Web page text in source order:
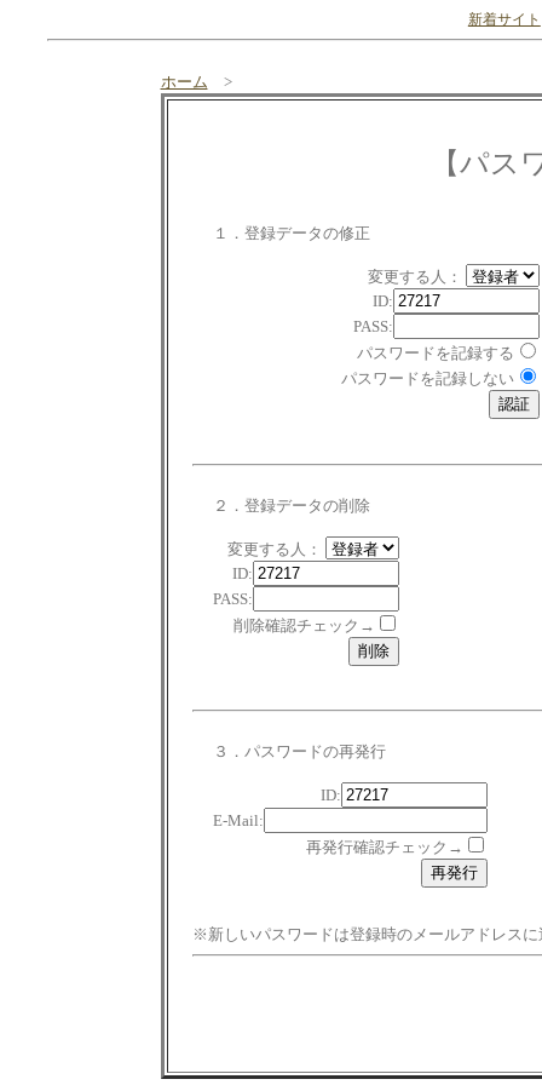
新着サイト
ホーム >
【パス
１．登録データの修正
変更する人：
ID:
PASS:
パスワードを記録する
パスワードを記録しない
２．登録データの削除
変更する人：
ID:
PASS:
削除確認チェック→
３．パスワードの再発行
ID:
E-Mail:
再発行確認チェック→
※新しいパスワードは登録時のメールアドレスに